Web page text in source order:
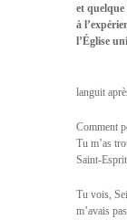
et
à
l’Église
languit
Comment
Tu m’as
Saint-
Tu vois,
m’avais